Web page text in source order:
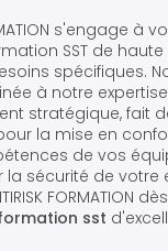
s'engage à
SST de
spécifiques.
à notre
stratégique, fait
la mise en
de vos
la sécurité de votre
FORMATION
sst